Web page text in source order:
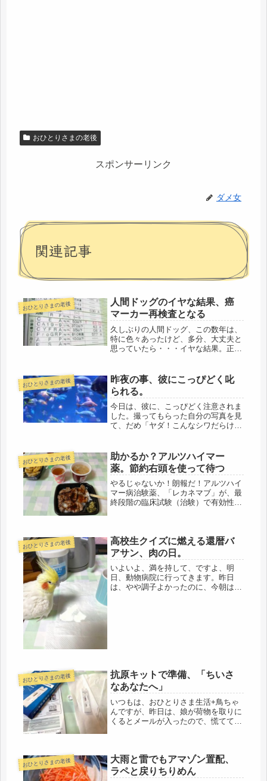
おひとりさまの老後
スポンサーリンク
ダメ女
関連記事
おひとりさまの老後
人間ドッグのイヤな結果、癌
マーカー再検査となる
久しぶりの人間ドッグ、この数年は、
特に色々あったけど、多分、大丈夫と
思っていたら・・・イヤな結果。正式
なので、当日に血液検査の結果はある
程度は知らされる。東京、港区の慈恵
医...
おひとりさまの老後
昨夜の事、彼にこっぴどく叱
られる。
今日は、彼に、こっぴどく注意されま
した。撮ってもらった自分の写真を見
て、だめ「ヤダ！こんなシワだらけの
れしてないんだから、当たり前よ」友
「私なんて、化粧江水、乳液、マッサ
ー...
おひとりさまの老後
助かるか？アルツハイマー
薬。節約右頭を使って待つ
やるじゃないか！朗報だ！アルツハイ
マー病治験薬、「レカネマブ」が、最
終段階の臨床試験（治験）で有効性を
れに、間に合うかが、微妙なところだ
け...
おひとりさまの老後
高校生クイズに燃える還暦バ
アサン、肉の日。
いよいよ、満を持して、ですよ、明
日、動物病院に行ってきます。昨日
は、やや調子よかったのに、今朝は、
おひとりさまの老後
抗原キットで準備、「ちいさ
なあなたへ」
いつもは、おひとりさま生活+鳥ちゃ
んですが、昨日は、娘が荷物を取りに
くるとメールが入ったので、慌てて、
べておこうと、頑張って、のどの奥と
鼻の...
おひとりさまの老後
大雨と雷でもアマゾン置配、
ラペと戻りちりめん